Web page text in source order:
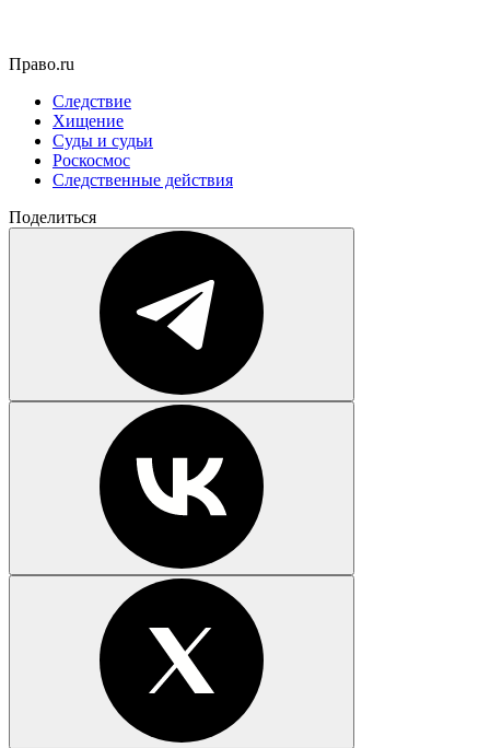
Право.ru
Следствие
Хищение
Суды и судьи
Роскосмос
Следственные действия
Поделиться